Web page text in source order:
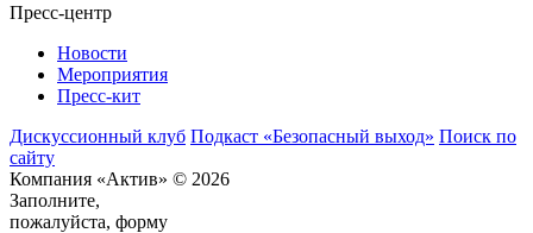
Пресс-центр
Новости
Мероприятия
Пресс-кит
Дискуссионный клуб Подкаст «Безопасный выход» Поиск по
сайту
Компания «Актив» © 2026
Заполните,
пожалуйста, форму